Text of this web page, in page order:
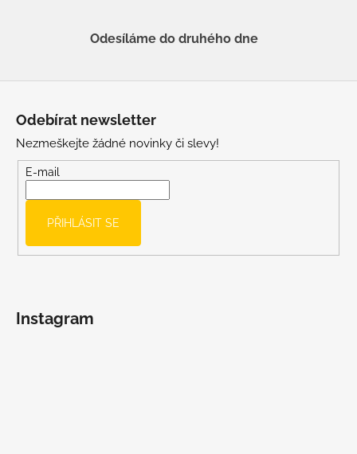
Odesíláme do druhého dne
Odebírat newsletter
Nezmeškejte žádné novinky či slevy!
E-mail
PŘIHLÁSIT SE
Instagram